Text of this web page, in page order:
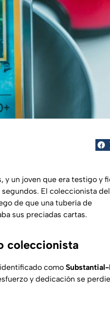
y un joven que era testigo y
El coleccionista del
de que una tubería de
sus preciadas cartas.
coleccionista
como
y dedicación se